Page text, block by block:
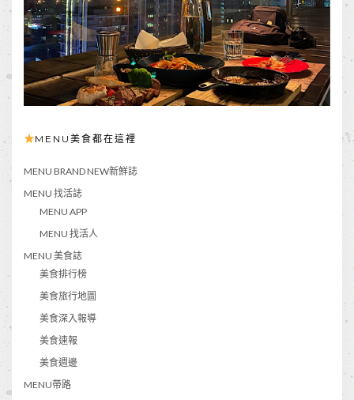
MENU美食都在這裡
MENU BRAND NEW新鮮誌
MENU 找活誌
MENU APP
MENU 找活人
MENU 美食誌
美食排行榜
美食旅行地圖
美食深入報導
美食速報
美食週邊
MENU帶路